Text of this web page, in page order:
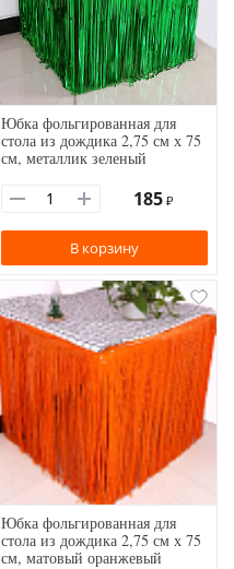
Юбка фольгированная для
стола из дождика 2,75 см х 75
см, металлик зеленый
185 ₽
В корзину
Юбка фольгированная для
стола из дождика 2,75 см х 75
см, матовый оранжевый